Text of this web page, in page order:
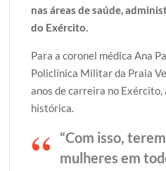
nas áreas de saúde,
do Exército.
Para a coronel médica Ana
Policlínica Militar da Praia
anos de carreira no
histórica.
“Com isso,
mulheres em